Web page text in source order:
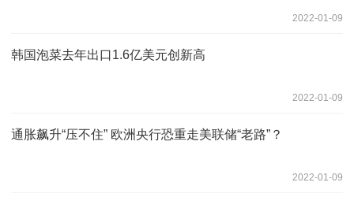
2022-01-09
韩国泡菜去年出口1.6亿美元创新高
2022-01-09
通胀飙升“压不住” 欧洲央行恐重走美联储“老路”？
2022-01-09